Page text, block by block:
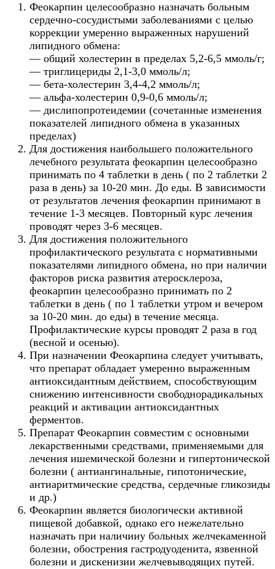
Феокарпин целесообразно назначать больным
сердечно-сосудистыми заболеваниями с целью
коррекции умеренно выраженных нарушений
липидного обмена:
— общий холестерин в пределах 5,2-6,5 ммоль/г;
— триглицериды 2,1-3,0 ммоль/л;
— бета-холестерин 3,4-4,2 ммоль/л;
— альфа-холестерин 0,9-0,6 ммоль/л;
— дислипопротеидемии (сочетанные изменения
показателей липидного обмена в указанных
пределах)
Для достижения наибольшего положительного
лечебного результата феокарпин целесообразно
принимать по 4 таблетки в день ( по 2 таблетки 2
раза в день) за 10-20 мин. До еды. В зависимости
от результатов лечения феокарпин принимают в
течение 1-3 месяцев. Повторный курс лечения
проводят через 3-6 месяцев.
Для достижения положительного
профилактического результата с нормативными
показателями липидного обмена, но при наличии
факторов риска развития атеросклероза,
феокарпин целесообразно принимать по 2
таблетки в день ( по 1 таблетки утром и вечером
за 10-20 мин. до еды) в течение месяца.
Профилактические курсы проводят 2 раза в год
(весной и осенью).
При назначении Феокарпина следует учитывать,
что препарат обладает умеренно выраженным
антиоксидантным действием, способствующим
снижению интенсивности свободнорадикальных
реакций и активации антиоксидантных
ферментов.
Препарат Феокарпин совместим с основными
лекарственными средствами, применяемыми для
лечения ишемической болезни и гипертонической
болезни ( антиангинальные, гипотонические,
антиаритмические средства, сердечные гликозиды
и др.)
Феокарпин является биологически активной
пищевой добавкой, однако его нежелательно
назначать при наличииу больных желчекаменной
болезни, обострения гастродуоденита, язвенной
болезни и дискенизии желчевыводящих путей.